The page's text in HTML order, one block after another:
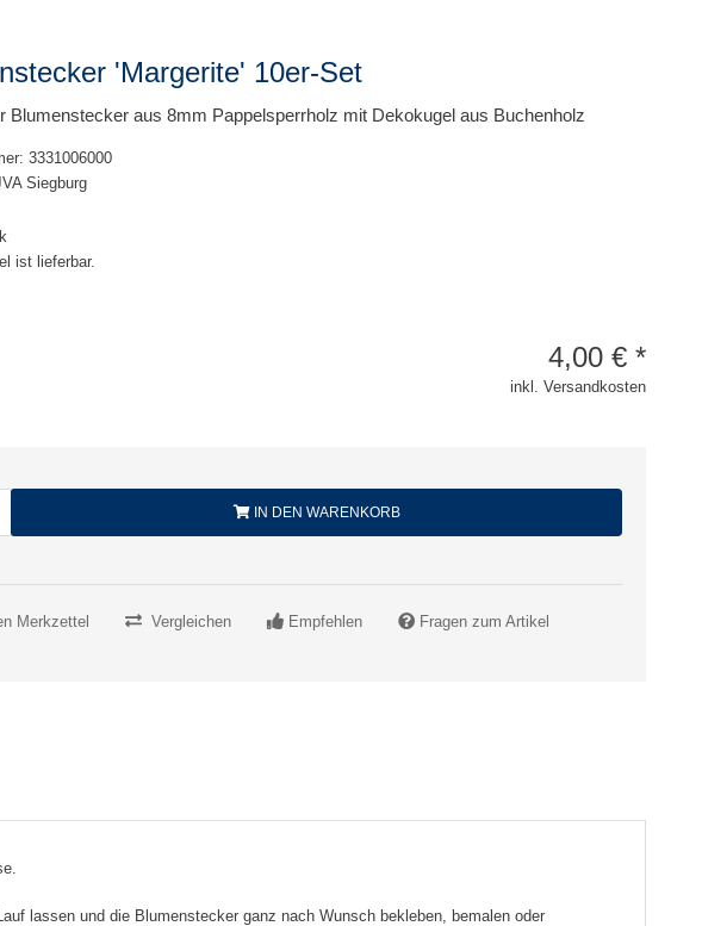
'Margerite' 10er-Set
Blumenstecker aus 8mm Pappelsperrholz mit Dekokugel aus Buchenholz
3331006000
Siegburg
ist lieferbar.
4,00 € *
inkl. Versandkosten
IN DEN WARENKORB
Merkzettel Vergleichen Empfehlen Fragen zum Artikel
lassen und die Blumenstecker ganz nach Wunsch bekleben, bemalen oder